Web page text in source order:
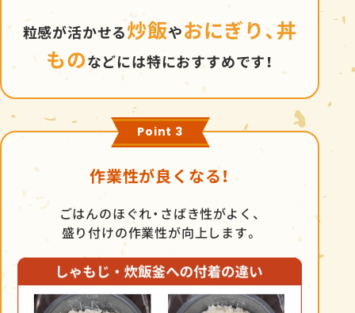
粒感が活かせる炒飯やおにぎり、丼
ものなどには特におすすめです！
Point 3
作業性が良くなる！
ごはんのほぐれ・さばき性がよく、
盛り付けの作業性が向上します。